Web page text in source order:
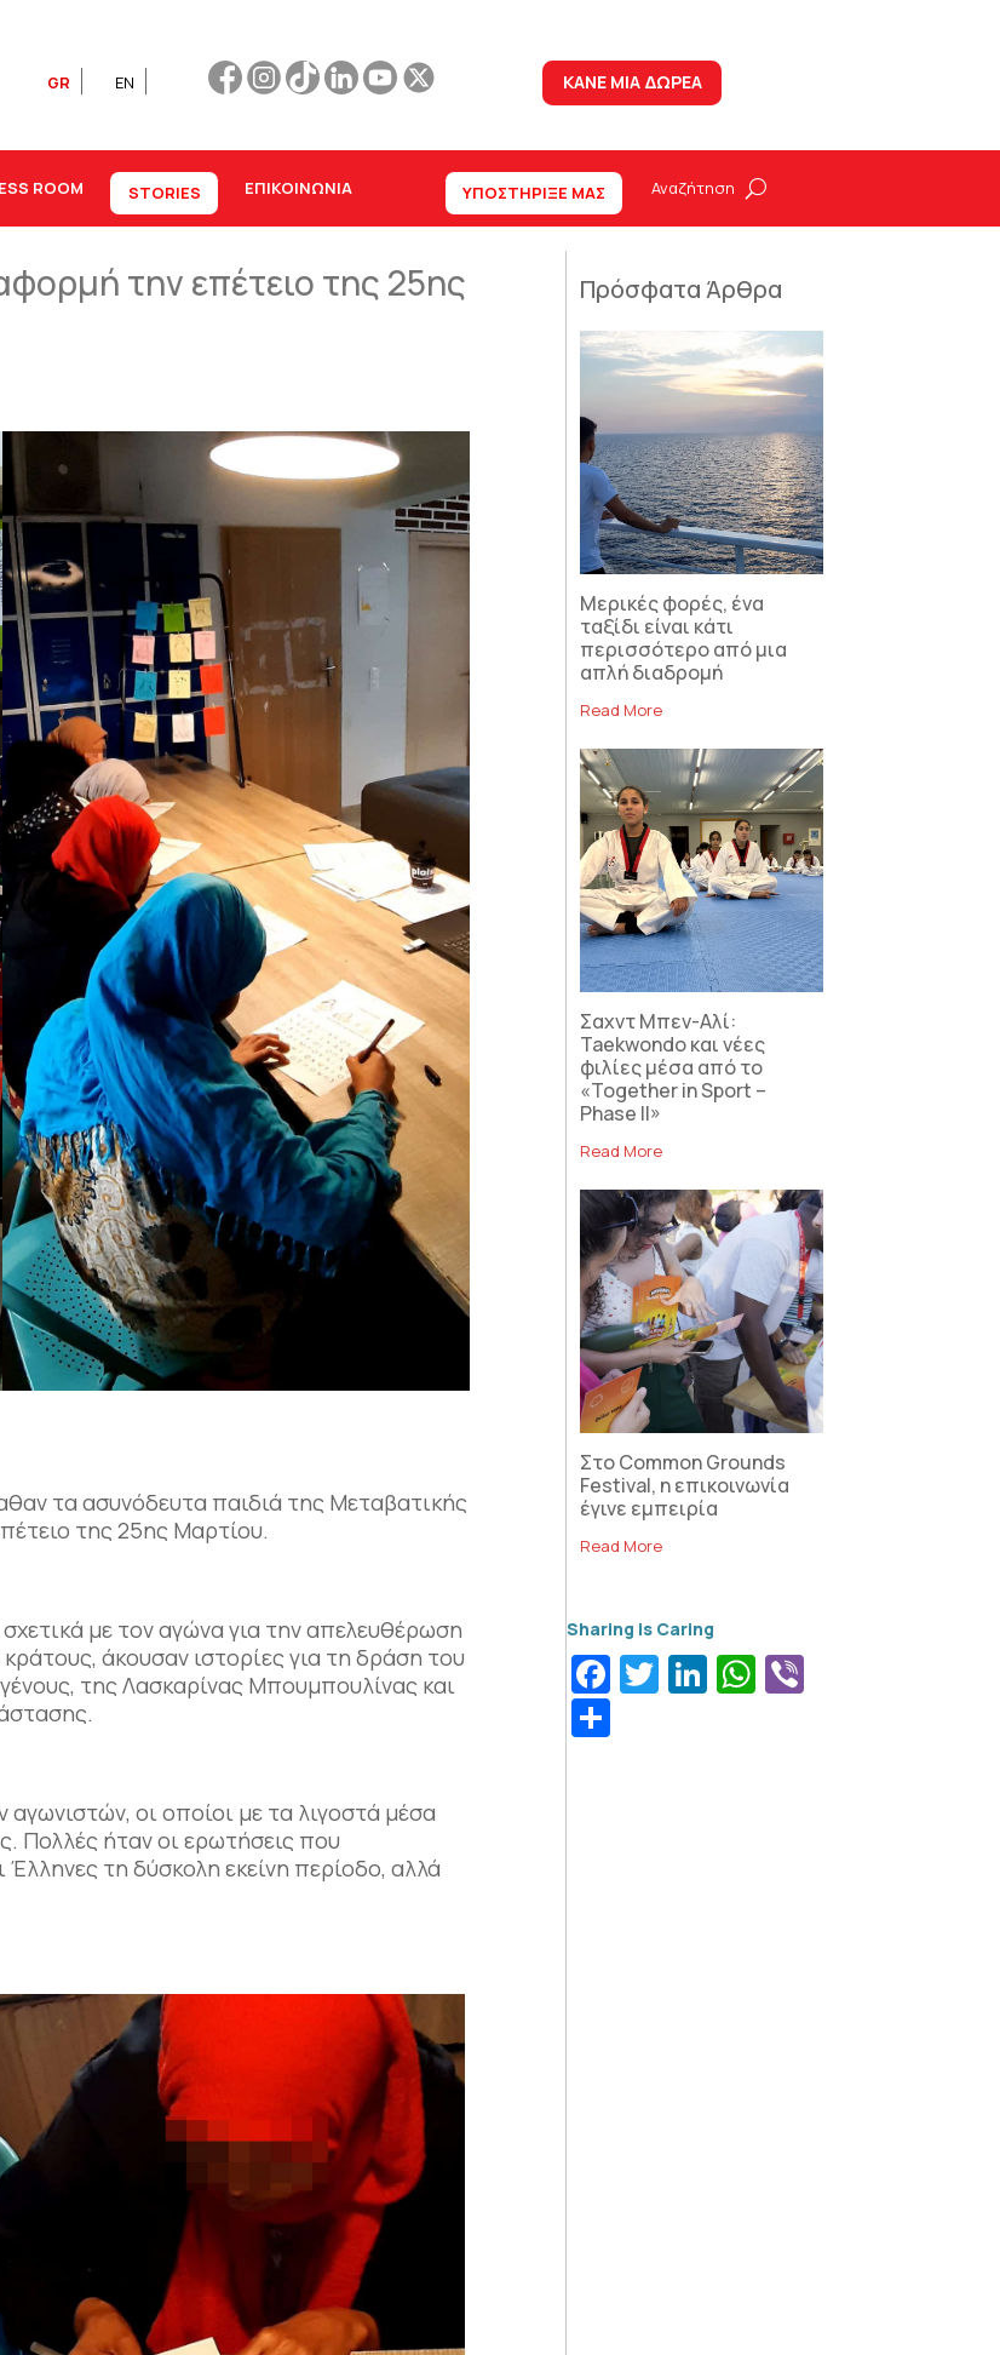
GR EN ΚΑΝΕ ΜΙΑ ΔΩΡΕΑ
ROOM STORIES ΕΠΙΚΟΙΝΩΝΊΑ ΥΠΟΣΤΗΡΙΞΕ ΜΑΣ
την επέτειο της 25ης
τα ασυνόδευτα παιδιά της Μεταβατικής
της 25ης Μαρτίου.
με τον αγώνα για την απελευθέρωση
άκουσαν ιστορίες για τη δράση του
της Λασκαρίνας Μπουμπουλίνας και
οι οποίοι με τα λιγοστά μέσα
Πολλές ήταν οι ερωτήσεις που
τη δύσκολη εκείνη περίοδο, αλλά
Πρόσφατα Άρθρα
Μερικές φορές, ένα
ταξίδι είναι κάτι
περισσότερο από μια
απλή διαδρομή
Read More
Σαχντ Μπεν-Αλί:
Taekwondo και νέες
φιλίες μέσα από το
«Together in Sport –
Phase II»
Read More
Στο Common Grounds
Festival, η επικοινωνία
έγινε εμπειρία
Read More
Facebook
Twitter
LinkedIn
WhatsApp